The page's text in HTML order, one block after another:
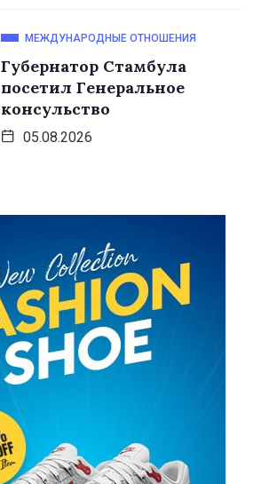
МЕЖДУНАРОДНЫЕ ОТНОШЕНИЯ
Губернатор Стамбула
посетил Генеральное
консульство
05.08.2026